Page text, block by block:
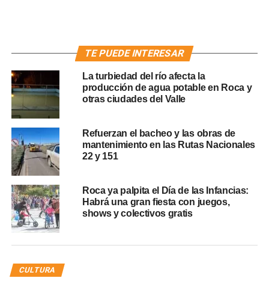
TE PUEDE INTERESAR
La turbiedad del río afecta la
producción de agua potable en Roca y
otras ciudades del Valle
Refuerzan el bacheo y las obras de
mantenimiento en las Rutas Nacionales
22 y 151
Roca ya palpita el Día de las Infancias:
Habrá una gran fiesta con juegos,
shows y colectivos gratis
CULTURA